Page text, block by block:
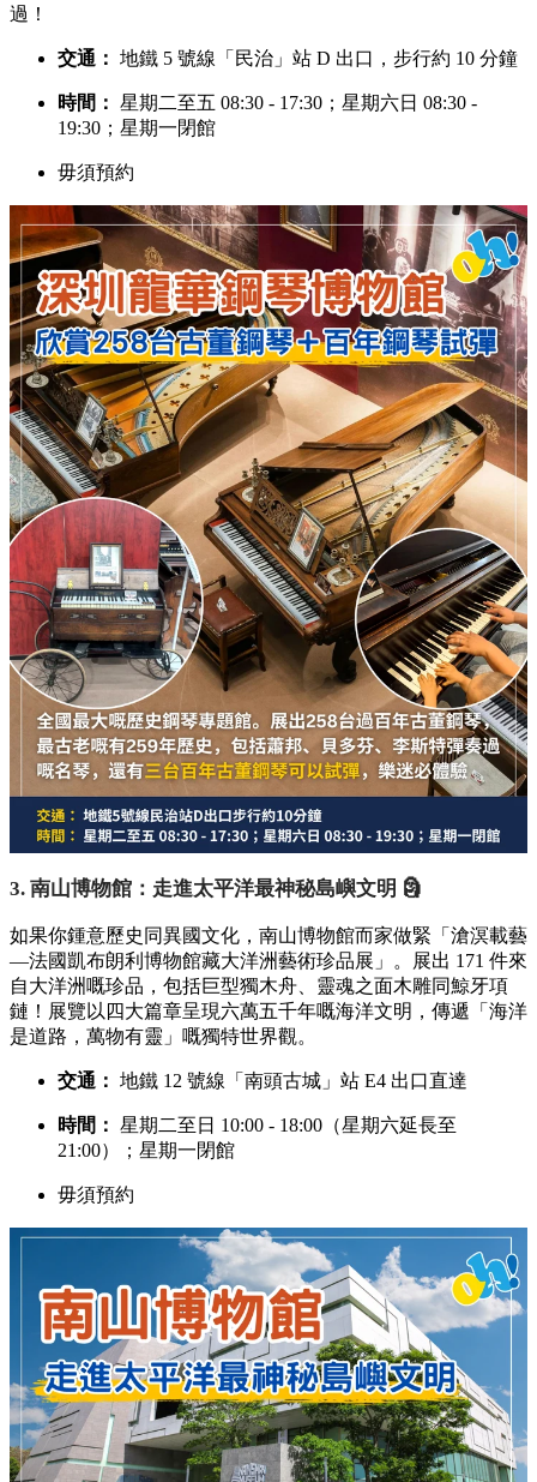
過！
交通： 地鐵 5 號線「民治」站 D 出口，步行約 10 分鐘
時間： 星期二至五 08:30 - 17:30；星期六日 08:30 -
19:30；星期一閉館
毋須預約
3. 南山博物館：走進太平洋最神秘島嶼文明 🗿
如果你鍾意歷史同異國文化，南山博物館而家做緊「滄溟載藝
—法國凱布朗利博物館藏大洋洲藝術珍品展」。展出 171 件來
自大洋洲嘅珍品，包括巨型獨木舟、靈魂之面木雕同鯨牙項
鏈！展覽以四大篇章呈現六萬五千年嘅海洋文明，傳遞「海洋
是道路，萬物有靈」嘅獨特世界觀。
交通： 地鐵 12 號線「南頭古城」站 E4 出口直達
時間： 星期二至日 10:00 - 18:00（星期六延長至
21:00）；星期一閉館
毋須預約